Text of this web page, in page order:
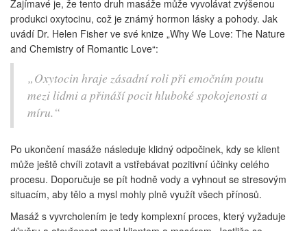
Zajímavé je, že tento druh masáže může vyvolávat zvýšenou
produkci oxytocinu, což je známý hormon lásky a pohody. Jak
uvádí Dr. Helen Fisher ve své knize „Why We Love: The Nature
and Chemistry of Romantic Love“:
„Oxytocin hraje zásadní roli při emočním poutu
mezi lidmi a přináší pocit hluboké spokojenosti a
míru.“
Po ukončení masáže následuje klidný odpočinek, kdy se klient
může ještě chvíli zotavit a vstřebávat pozitivní účinky celého
procesu. Doporučuje se pít hodně vody a vyhnout se stresovým
situacím, aby tělo a mysl mohly plně využít všech přínosů.
Masáž s vyvrcholením je tedy komplexní proces, který vyžaduje